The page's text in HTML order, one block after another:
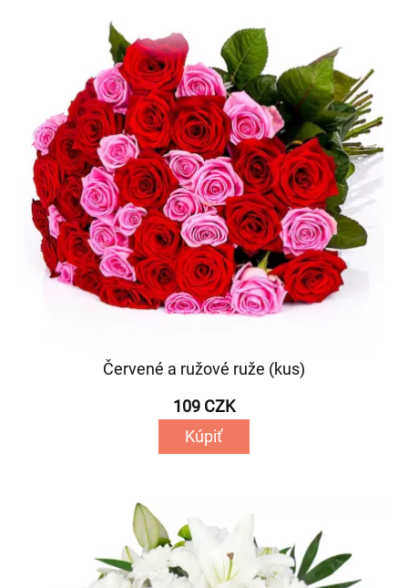
Červené a ružové ruže (kus)
109 CZK
Kúpiť